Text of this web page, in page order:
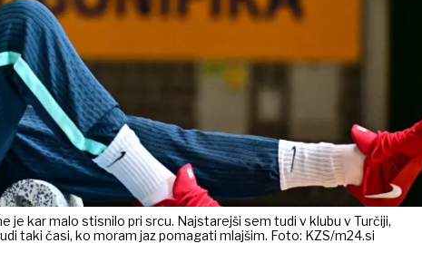
je kar malo stisnilo pri srcu. Najstarejši sem tudi v klubu v Turčiji,
taki časi, ko moram jaz pomagati mlajšim. Foto: KZS/m24.si